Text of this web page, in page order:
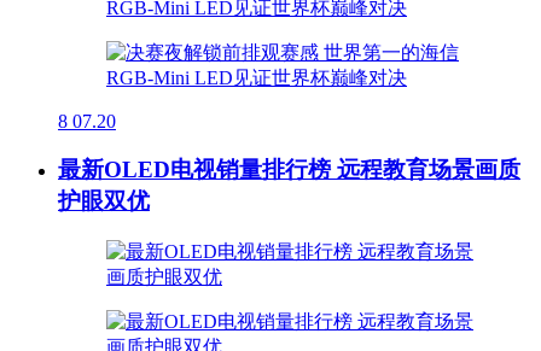
8 07.20
最新OLED电视销量排行榜 远程教育场景画质
护眼双优